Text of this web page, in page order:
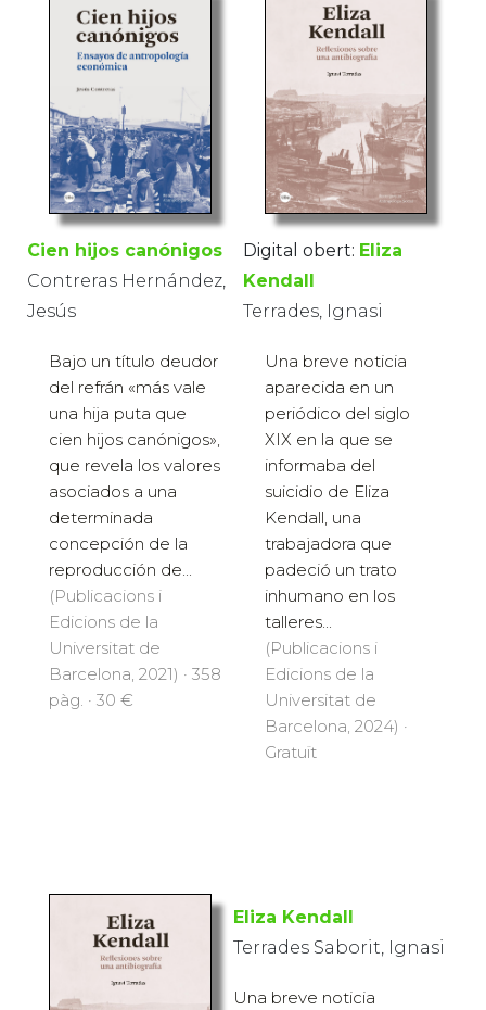
Cien hijos canónigos
Contreras Hernández,
Jesús
Bajo un título deudor
del refrán «más vale
una hija puta que
cien hijos canónigos»,
que revela los valores
asociados a una
determinada
concepción de la
reproducción de...
(Publicacions i
Edicions de la
Universitat de
Barcelona, 2021) · 358
pàg. · 30 €
Digital obert: Eliza
Kendall
Terrades, Ignasi
Una breve noticia
aparecida en un
periódico del siglo
XIX en la que se
informaba del
suicidio de Eliza
Kendall, una
trabajadora que
padeció un trato
inhumano en los
talleres...
(Publicacions i
Edicions de la
Universitat de
Barcelona, 2024) ·
Gratuït
Eliza Kendall
Terrades Saborit, Ignasi
Una breve noticia